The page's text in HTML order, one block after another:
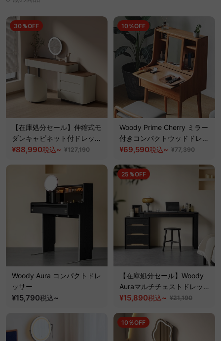
30％OFF
【在庫処分セール】伸縮式モ
ダンキャビネット付ドレッサ
ー
¥88,990税込~ ¥127,190
10％OFF
Woody Prime Cherry ミラー
付きコンパクトウッドドレッ
サー【高級天然チェリー材】
¥69,590税込~ ¥77,390
Woody Aura コンパクトドレ
ッサー
¥15,790税込~
25％OFF
【在庫処分セール】Woody
Auraマルチチェストドレッサ
ー【高級天然ホワイトアッシ
¥15,890税込~ ¥21,190
10％OFF